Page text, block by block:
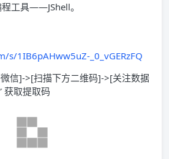
工具——JShell。
s/1IB6pAHww5uZ-_0_vGERzFQ
信]->[扫描下方二维码]->[关注数据
获取提取码